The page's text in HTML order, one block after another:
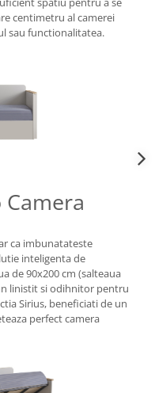
centimetru al camerei
sau functionalitatea.
ca imbunatateste
inteligenta de
de 90x200 cm (salteaua
linistit si odihnitor pentru
Sirius, beneficiati de un
perfect camera